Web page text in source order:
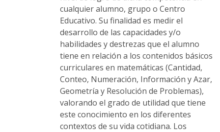
cualquier alumno, grupo o Centro
Educativo. Su finalidad es medir el
desarrollo de las capacidades y/o
habilidades y destrezas que el alumno
tiene en relación a los contenidos básicos
curriculares en matemáticas (Cantidad,
Conteo, Numeración, Información y Azar,
Geometría y Resolución de Problemas),
valorando el grado de utilidad que tiene
este conocimiento en los diferentes
contextos de su vida cotidiana. Los